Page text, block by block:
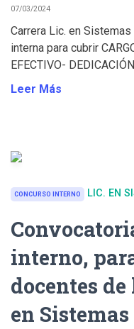
07/03/2024
Carrera Lic. en
interna para cubrir
EFECTIVO-
Leer Más
CONCURSO INTERNO LIC. EN
interno,
docentes
en